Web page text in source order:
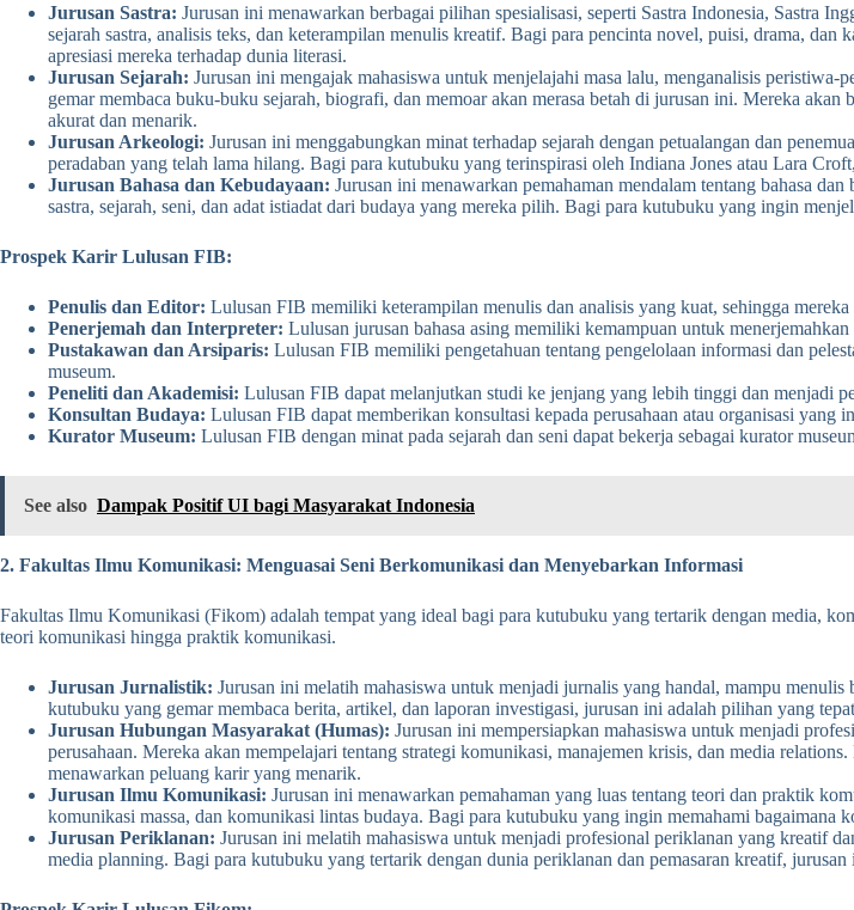
Jurusan Sastra: Jurusan ini menawarkan berbagai pilihan spesialisasi, seperti Sastra Indonesia, Sastra
sejarah sastra, analisis teks, dan keterampilan menulis kreatif. Bagi para pencinta novel, puisi, drama,
apresiasi mereka terhadap dunia literasi.
Jurusan Sejarah: Jurusan ini mengajak mahasiswa untuk menjelajahi masa lalu, menganalisis
gemar membaca buku-buku sejarah, biografi, dan memoar akan merasa betah di jurusan ini. Mereka
akurat dan menarik.
Jurusan Arkeologi: Jurusan ini menggabungkan minat terhadap sejarah dengan petualangan dan
peradaban yang telah lama hilang. Bagi para kutubuku yang terinspirasi oleh Indiana Jones atau Lara
Jurusan Bahasa dan Kebudayaan: Jurusan ini menawarkan pemahaman mendalam tentang bahasa
sastra, sejarah, seni, dan adat istiadat dari budaya yang mereka pilih. Bagi para kutubuku yang ingin
Prospek Karir Lulusan FIB:
Penulis dan Editor: Lulusan FIB memiliki keterampilan menulis dan analisis yang kuat, sehingga
Penerjemah dan Interpreter: Lulusan jurusan bahasa asing memiliki kemampuan untuk
Pustakawan dan Arsiparis: Lulusan FIB memiliki pengetahuan tentang pengelolaan informasi dan
museum.
Peneliti dan Akademisi: Lulusan FIB dapat melanjutkan studi ke jenjang yang lebih tinggi dan menjadi
Konsultan Budaya: Lulusan FIB dapat memberikan konsultasi kepada perusahaan atau organisasi yang
Kurator Museum: Lulusan FIB dengan minat pada sejarah dan seni dapat bekerja sebagai kurator
See also Dampak Positif UI bagi Masyarakat Indonesia
2. Fakultas Ilmu Komunikasi: Menguasai Seni Berkomunikasi dan Menyebarkan Informasi
Fakultas Ilmu Komunikasi (Fikom) adalah tempat yang ideal bagi para kutubuku yang tertarik dengan media,
teori komunikasi hingga praktik komunikasi.
Jurusan Jurnalistik: Jurusan ini melatih mahasiswa untuk menjadi jurnalis yang handal, mampu
kutubuku yang gemar membaca berita, artikel, dan laporan investigasi, jurusan ini adalah pilihan yang
Jurusan Hubungan Masyarakat (Humas): Jurusan ini mempersiapkan mahasiswa untuk menjadi
perusahaan. Mereka akan mempelajari tentang strategi komunikasi, manajemen krisis, dan media
menawarkan peluang karir yang menarik.
Jurusan Ilmu Komunikasi: Jurusan ini menawarkan pemahaman yang luas tentang teori dan praktik
komunikasi massa, dan komunikasi lintas budaya. Bagi para kutubuku yang ingin memahami
Jurusan Periklanan: Jurusan ini melatih mahasiswa untuk menjadi profesional periklanan yang kreatif
media planning. Bagi para kutubuku yang tertarik dengan dunia periklanan dan pemasaran kreatif,